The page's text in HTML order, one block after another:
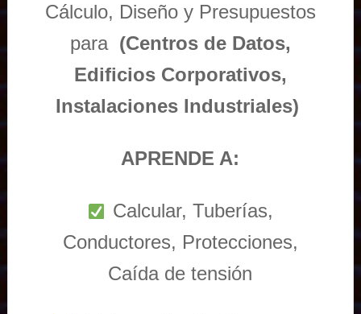
Cálculo, Diseño y Presupuestos
para (Centros de Datos,
Edificios Corporativos,
Instalaciones Industriales)
APRENDE A:
Calcular, Tuberías,
Conductores, Protecciones,
Caída de tensión